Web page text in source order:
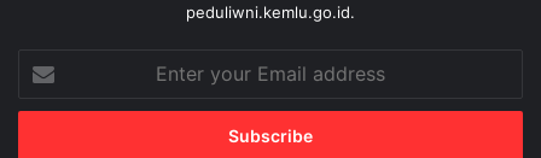
peduliwni.kemlu.go.id.
your
Email